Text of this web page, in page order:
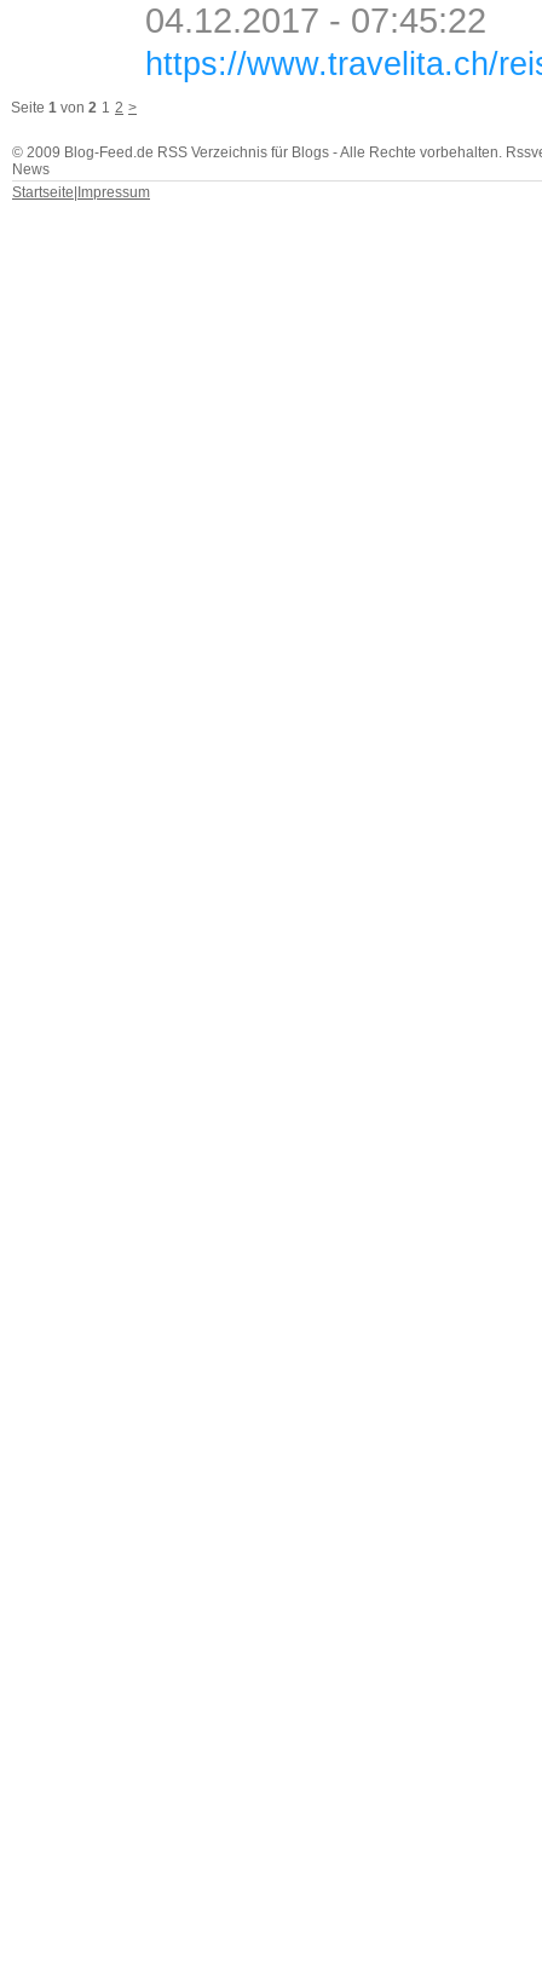
04.12.2017 - 07:45:22
https://www.travelita.ch/
Seite 1 von 2 1 2 >
© 2009 Blog-Feed.de RSS Verzeichnis für Blogs - Alle Rechte vorbehalten.
News
Startseite Impressum